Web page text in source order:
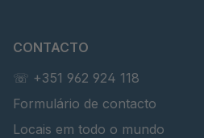
CONTACTO
☏ +351 962 924 118
Formulário de contacto
Locais em todo o mundo